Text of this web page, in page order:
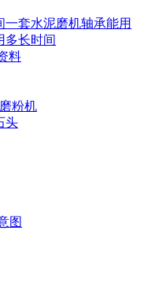
套水泥磨机轴承能用
多长时间
料
粉机
头
图